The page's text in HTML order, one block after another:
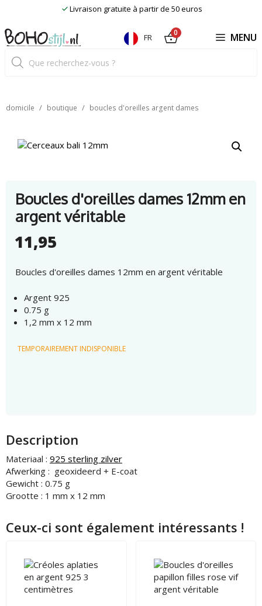
content
Livraison gratuite à partir de 50 euros
de
produits
FR 0 MENU
domicile / boutique / boucles d'oreilles argent dames
Boucles d'oreilles dames 12mm en
argent véritable
11,95
Boucles d'oreilles dames 12mm en argent véritable
Argent 925
0.75 g
1,2 mm x 12 mm
TEMPORAIREMENT INDISPONIBLE
Description
Materiaal : 925 sterling zilver
Afwerking : geoxideerd + E-coat
Gewicht : 0.75 g
Grootte : 1 mm x 12 mm
Ceux-ci sont également intéressants !